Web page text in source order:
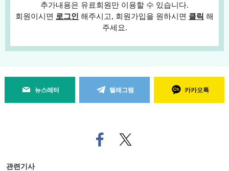
추가내용은 유료회원만 이용할 수 있습니다.
회원이시면 로그인 해주시고, 회원가입을 원하시면 클릭 해
주세요.
뉴스레터 텔레그램 카카오톡
페
이
트위
터로
관련기사